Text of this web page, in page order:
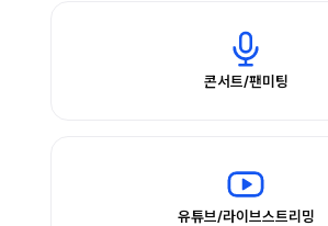
콘서트/팬미팅
유튜브/라이브스트리밍